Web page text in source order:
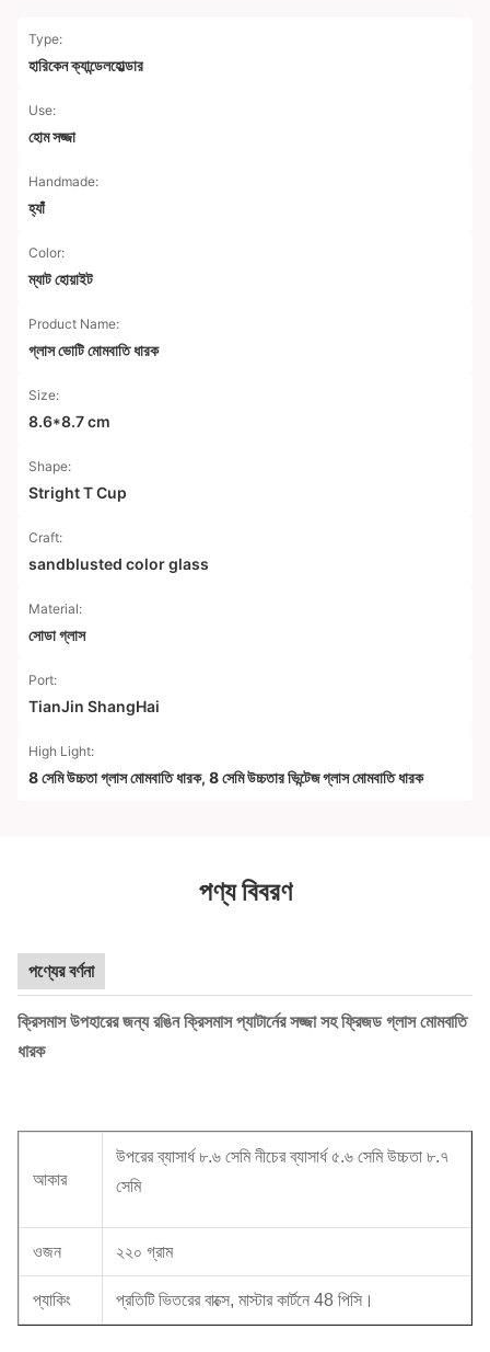
Type:
হারিকেন ক্যান্ডেলহোল্ডার
Use:
হোম সজ্জা
Handmade:
হ্যাঁ
Color:
ম্যাট হোয়াইট
Product Name:
গ্লাস ভোটি মোমবাতি ধারক
Size:
8.6*8.7 cm
Shape:
Stright T Cup
Craft:
sandblusted color glass
Material:
সোডা গ্লাস
Port:
TianJin ShangHai
High Light:
8 সেমি উচ্চতা গ্লাস মোমবাতি ধারক, 8 সেমি উচ্চতার ভিন্টেজ গ্লাস মোমবাতি ধারক
পণ্য বিবরণ
পণ্যের বর্ণনা
ক্রিসমাস উপহারের জন্য রঙিন ক্রিসমাস প্যাটার্নের সজ্জা সহ ফ্রিজড গ্লাস মোমবাতি
ধারক
আকার
উপরের ব্যাসার্ধ ৮.৬ সেমি নীচের ব্যাসার্ধ ৫.৬ সেমি উচ্চতা ৮.৭
সেমি
ওজন ২২০ গ্রাম
প্যাকিং প্রতিটি ভিতরের বাক্সে, মাস্টার কার্টনে 48 পিসি।